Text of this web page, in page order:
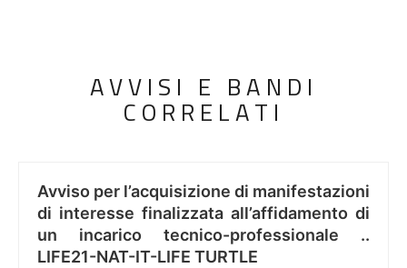
AVVISI E BANDI
CORRELATI
Avviso per l’acquisizione di manifestazioni
di interesse finalizzata all’affidamento di
un incarico tecnico-professionale ..
LIFE21-NAT-IT-LIFE TURTLE